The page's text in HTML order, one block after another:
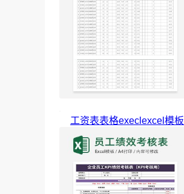
工资表表格execlexcel模板